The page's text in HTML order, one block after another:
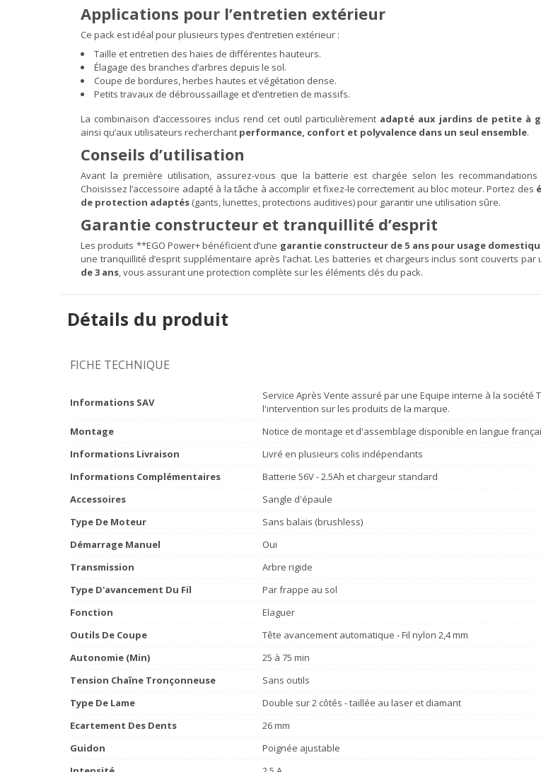
Applications pour l’entretien extérieur
Ce pack est idéal pour plusieurs types d’entretien extérieur :
Taille et entretien des haies de différentes hauteurs.
Élagage des branches d’arbres depuis le sol.
Coupe de bordures, herbes hautes et végétation dense.
Petits travaux de débroussaillage et d’entretien de massifs.
La combinaison d’accessoires inclus rend cet outil particulièrement adapté aux jardins de petite à
ainsi qu’aux utilisateurs recherchant performance, confort et polyvalence dans un seul ensemble.
Conseils d’utilisation
Avant la première utilisation, assurez-vous que la batterie est chargée selon les
Choisissez l’accessoire adapté à la tâche à accomplir et fixez-le correctement au bloc moteur. Portez des
de protection adaptés (gants, lunettes, protections auditives) pour garantir une utilisation sûre.
Garantie constructeur et tranquillité d’esprit
Les produits **EGO Power+ bénéficient d’une garantie constructeur de 5 ans pour usage
une tranquillité d’esprit supplémentaire après l’achat. Les batteries et chargeurs inclus sont couverts par
de 3 ans, vous assurant une protection complète sur les éléments clés du pack.
Détails du produit
FICHE TECHNIQUE
Informations SAV
Service Après Vente assuré par une Equipe interne à la
l'intervention sur les produits de la marque.
Montage
Notice de montage et d'assemblage disponible en langue
Informations Livraison
Livré en plusieurs colis indépendants
Informations Complémentaires
Batterie 56V - 2.5Ah et chargeur standard
Accessoires
Sangle d'épaule
Type De Moteur
Sans balais (brushless)
Démarrage Manuel
Oui
Transmission
Arbre rigide
Type D'avancement Du Fil
Par frappe au sol
Fonction
Elaguer
Outils De Coupe
Tête avancement automatique - Fil nylon 2,4 mm
Autonomie (min)
25 à 75 min
Tension Chaîne Tronçonneuse
Sans outils
Type De Lame
Double sur 2 côtés - taillée au laser et diamant
Ecartement Des Dents
26 mm
Guidon
Poignée ajustable